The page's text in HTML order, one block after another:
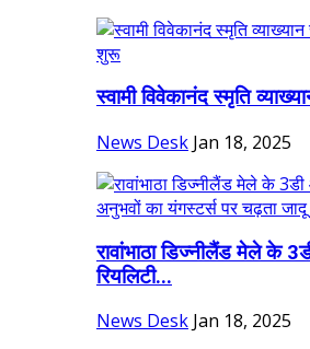
स्वामी विवेकानंद स्मृति
News Desk Jan 18, 2025
रावांभाठा डिज्नीलैंड मेले के
रियलिटी...
News Desk Jan 18, 2025